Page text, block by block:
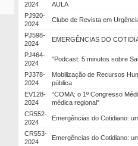
2024
AULA
PJ920-
2024
Clube de Revista em
PJ598-
2024
EMERGÊNCIAS DO
PJ464-
2024
"Podcast: 5 minutos sobre
PJ378-
2024
Mobilização de Recursos
pública
EV128-
2024
“COMA: o 1º Congresso
médica regional"
CR552-
2024
Emergências do Cotidiano:
CR553-
2024
Emergências do Cotidiano: